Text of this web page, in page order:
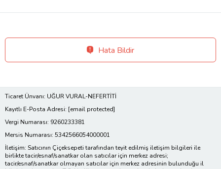
Hata Bildir
Ticaret Ünvanı: UĞUR VURAL-NEFERTİTİ
Kayıtlı E-Posta Adresi: [email protected]
Vergi Numarası: 9260233381
Mersis Numarası: 5342566054000001
İletişim: Satıcının Çiçeksepeti tarafından teyit edilmiş iletişim bilgileri ile
birlikte tacir/esnaf/sanatkar olan satıcılar için merkez adresi;
tacir/esnaf/sanatkar olmayan satıcılar için merkez adresinin bulunduğu il